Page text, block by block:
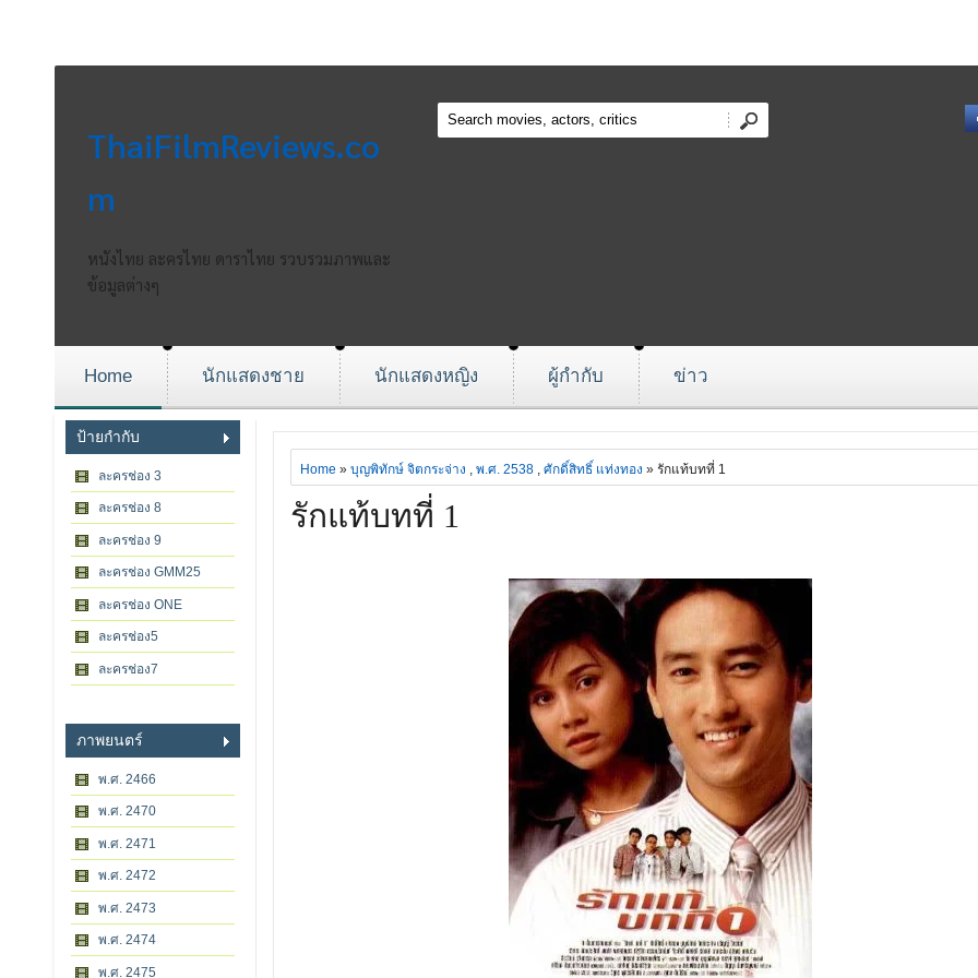
ThaiFilmReviews.co
m
หนังไทย ละครไทย ดาราไทย รวบรวมภาพและ
ข้อมูลต่างๆ
Home นักแสดงชาย นักแสดงหญิง ผู้กำกับ ข่าว
ป้ายกำกับ
ละครช่อง 3
ละครช่อง 8
ละครช่อง 9
ละครช่อง GMM25
ละครช่อง ONE
ละครช่อง5
ละครช่อง7
ภาพยนตร์
พ.ศ. 2466
พ.ศ. 2470
พ.ศ. 2471
พ.ศ. 2472
พ.ศ. 2473
พ.ศ. 2474
พ.ศ. 2475
Home » บุญพิทักษ์ จิตกระจ่าง , พ.ศ. 2538, ศักดิ์สิทธิ์ แท่งทอง » รักแท้บทที่ 1
รักแท้บทที่ 1